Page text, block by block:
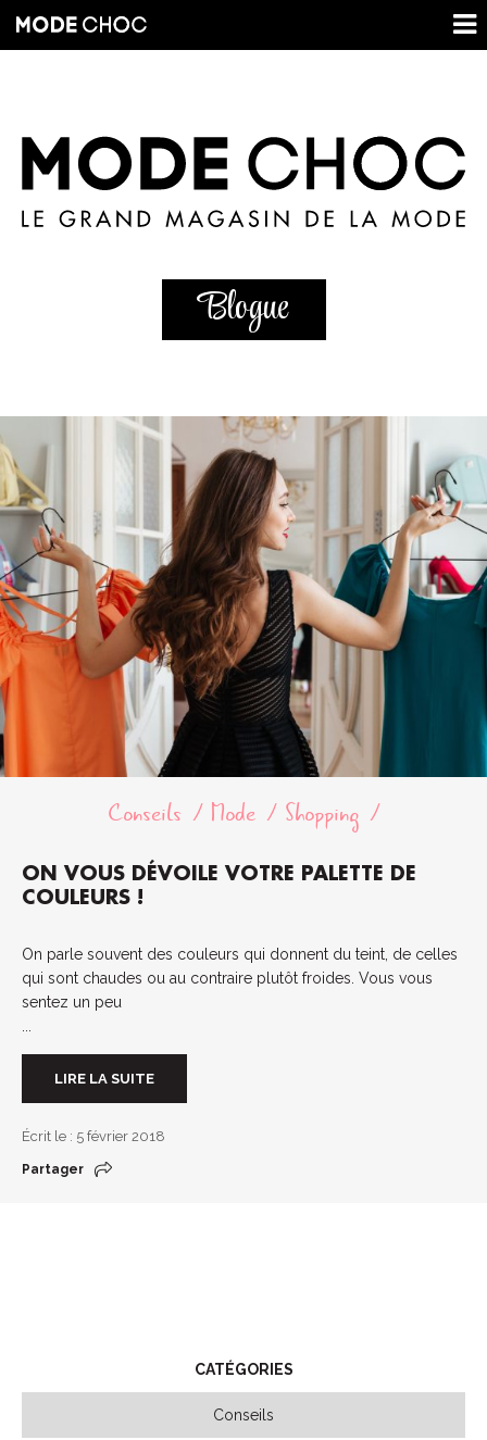
Blogue
Conseils Mode Shopping
ON VOUS DÉVOILE VOTRE PALETTE DE
COULEURS !
On parle souvent des couleurs qui donnent du teint, de celles
qui sont chaudes ou au contraire plutôt froides. Vous vous
sentez un peu
LIRE LA SUITE
Écrit le : 5 février 2018
Partager
CATÉGORIES
Conseils